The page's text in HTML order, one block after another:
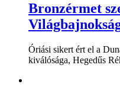
Bronzérmet
Óriási sikert ért el a
kiválósága, Hegedűs